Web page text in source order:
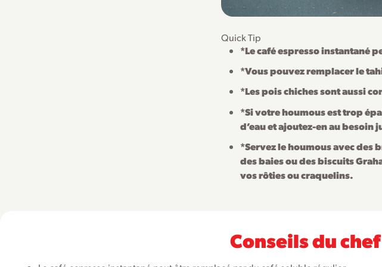
Quick Tip
*Le café espresso instantané
*Vous pouvez remplacer le
*Les pois chiches sont aussi
*Si votre houmous est trop
d’eau et ajoutez-en au besoin
*Servez le houmous avec des
des baies ou des biscuits
vos rôties ou craquelins.
Conseils du chef